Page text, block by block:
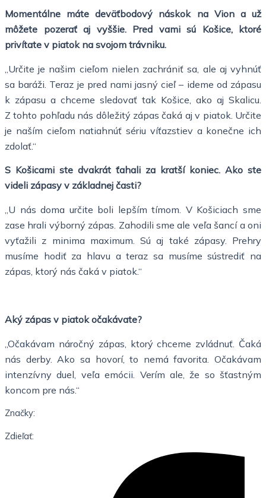
Momentálne máte deväťbodový náskok na Vion a už
môžete pozerať aj vyššie. Pred vami sú Košice, ktoré
privítate v piatok na svojom trávniku.
„Určite je našim cieľom nielen zachrániť sa, ale aj vyhnúť
sa baráži. Teraz je pred nami jasný cieľ – ideme od zápasu
k zápasu a chceme sledovať tak Košice, ako aj Skalicu.
Z tohto pohľadu nás dôležitý zápas čaká aj v piatok. Určite
je naším cieľom natiahnúť sériu víťazstiev a konečne ich
zdolať.“
S Košicami ste dvakrát ťahali za kratší koniec. Ako ste
videli zápasy v základnej časti?
„U nás doma určite boli lepším tímom. V Košiciach sme
zase hrali výborný zápas. Zahodili sme ale veľa šancí a oni
vyťažili z minima maximum. Sú aj také zápasy. Prehry
musíme hodiť za hlavu a teraz sa musíme sústrediť na
zápas, ktorý nás čaká v piatok.“
Aký zápas v piatok očakávate?
„Očakávam náročný zápas, ktorý chceme zvládnuť. Čaká
nás derby. Ako sa hovorí, to nemá favorita. Očakávam
intenzívny duel, veľa emócii. Verím ale, že so šťastným
koncom pre nás.“
Značky:
Zdieľať: